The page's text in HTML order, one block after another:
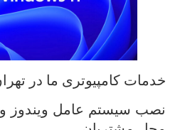
خدمات کامپیوتری ما در
نصب سیستم عامل ویندوز و